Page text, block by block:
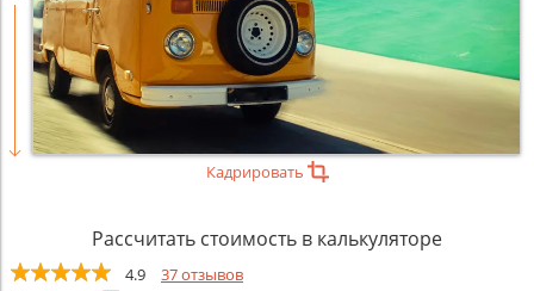
Кадрировать
Рассчитать стоимость в калькуляторе
4.9
37 отзывов